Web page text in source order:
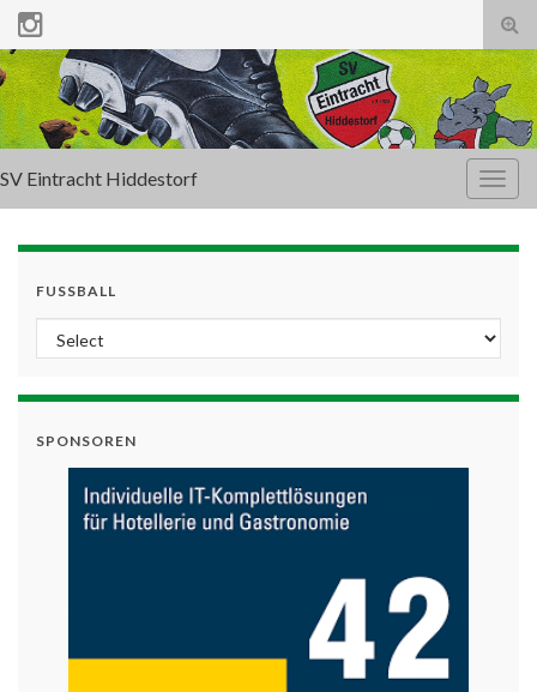
SV Eintracht Hiddestorf
FUSSBALL
SPONSOREN